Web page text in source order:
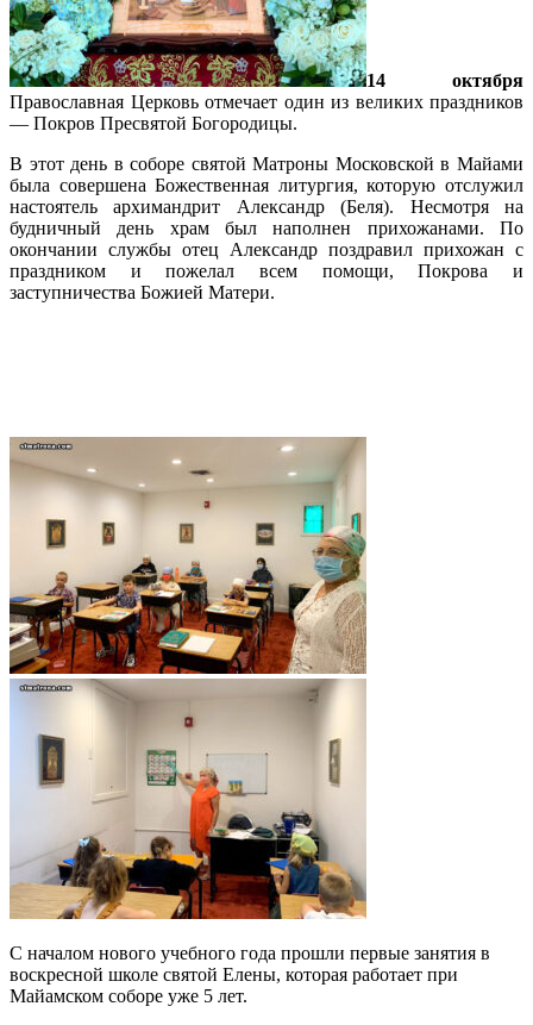
14 октября
Православная Церковь отмечает один из великих праздников
— Покров Пресвятой Богородицы.
В этот день в соборе святой Матроны Московской в Майами
была совершена Божественная литургия, которую отслужил
настоятель архимандрит Александр (Беля). Несмотря на
будничный день храм был наполнен прихожанами. По
окончании службы отец Александр поздравил прихожан с
праздником и пожелал всем помощи, Покрова и
заступничества Божией Матери.
С началом нового учебного года прошли первые занятия в
воскресной школе святой Елены, которая работает при
Майамском соборе уже 5 лет.